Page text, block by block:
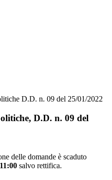
D.D. n. 09 del 25/01/2022
D.D. n. 09 del
delle domande è scaduto
salvo rettifica.